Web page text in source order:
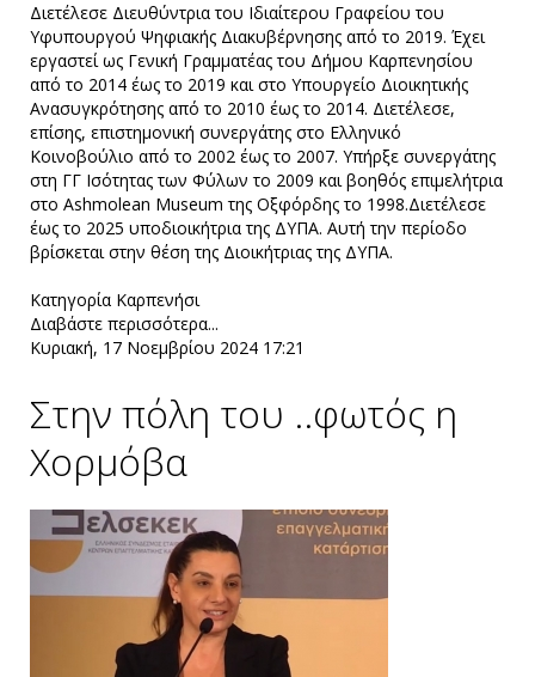
Διετέλεσε Διευθύντρια του Ιδιαίτερου Γραφείου του
Υφυπουργού Ψηφιακής Διακυβέρνησης από το 2019. Έχει
εργαστεί ως Γενική Γραμματέας του Δήμου Καρπενησίου
από το 2014 έως το 2019 και στο Υπουργείο Διοικητικής
Ανασυγκρότησης από το 2010 έως το 2014. Διετέλεσε,
επίσης, επιστημονική συνεργάτης στο Ελληνικό
Κοινοβούλιο από το 2002 έως το 2007. Υπήρξε συνεργάτης
στη ΓΓ Ισότητας των Φύλων το 2009 και βοηθός επιμελήτρια
στο Αshmolean Museum της Οξφόρδης το 1998.Διετέλεσε
έως το 2025 υποδιοικήτρια της ΔΥΠΑ. Αυτή την περίοδο
βρίσκεται στην θέση της Διοικήτριας της ΔΥΠΑ.
Κατηγορία Καρπενήσι
Διαβάστε περισσότερα...
Κυριακή, 17 Νοεμβρίου 2024 17:21
Στην πόλη του ..φωτός η
Χορμόβα